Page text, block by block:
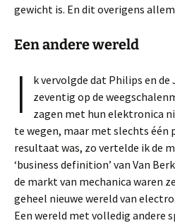
gewicht is. En dit overigens
Een andere wereld
I
k vervolgde dat Philips en de
zeventig op de
zagen met hun elektronica
te wegen, maar met slechts één
resultaat was, zo vertelde ik de
‘business definition’ van Van
de markt van mechanica waren
geheel nieuwe wereld van
Een wereld met volledig andere